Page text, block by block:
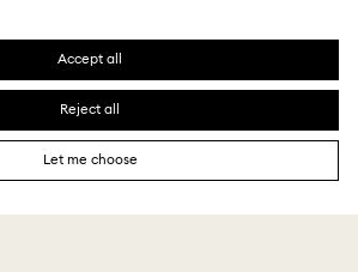
ve KUĞU (SWAN) logosu, Swarovski
tescilli ticari markasıdır.